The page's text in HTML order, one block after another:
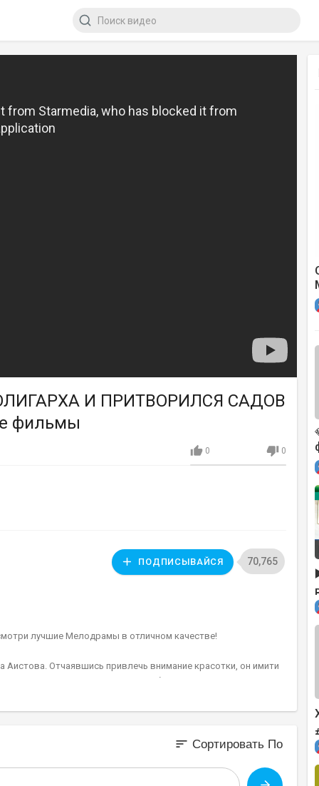
И ПРИТВОРИЛСЯ САДОВ
фильмы
0 0
ПОДПИСЫВАЙСЯ 70,765
лучшие Мелодрамы в отличном качестве!
Отчаявшись привлечь внимание красотки, он имити
Леша понимает, что влюбился в дочь олигарха, кото
«войны» с давним конкурентом. Чтобы замять дело о наезд
и др.
sort Сортировать По